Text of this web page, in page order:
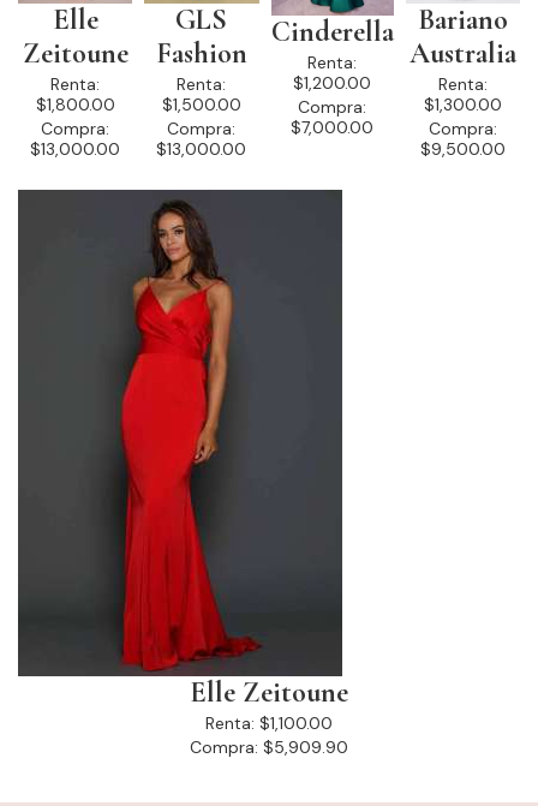
Elle
Zeitoune
Renta:
$1,800.00
Compra:
$13,000.00
GLS
Fashion
Renta:
$1,500.00
Compra:
$13,000.00
Cinderella
Renta:
$1,200.00
Compra:
$7,000.00
Bariano
Australia
Renta:
$1,300.00
Compra:
$9,500.00
Elle Zeitoune
Renta: $1,100.00
Compra: $5,909.90